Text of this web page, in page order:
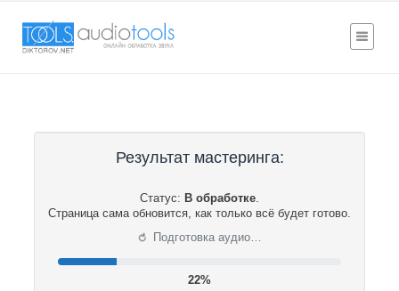
Результат мастеринга:
Статус: В обработке.
Страница сама обновится, как только всё будет готово.
⟳ Подготовка аудио…
22%